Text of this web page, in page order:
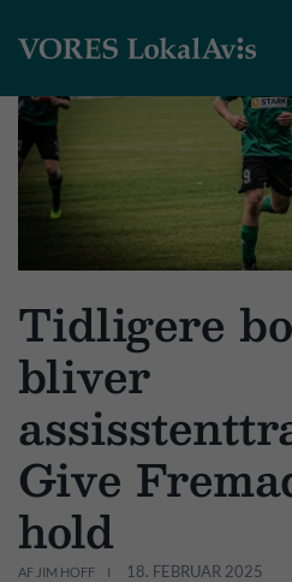
Tidligere
bliver
Give
hold
AF JIM HOFF 18. FEBRUAR 2025